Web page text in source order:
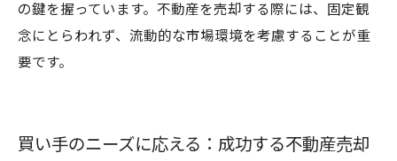
の鍵を握っています。不動産を売却する際には、固定観
念にとらわれず、流動的な市場環境を考慮することが重
要です。
買い手のニーズに応える：成功する不動産売却